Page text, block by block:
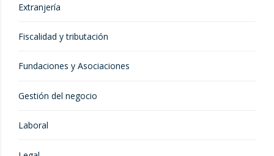
Extranjería
Fiscalidad y tributación
Fundaciones y Asociaciones
Gestión del negocio
Laboral